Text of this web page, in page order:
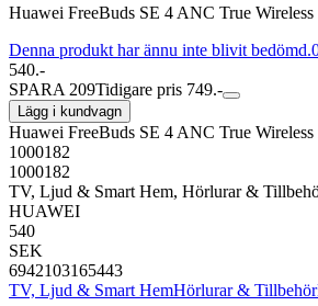
Huawei FreeBuds SE 4 ANC True
Denna produkt har ännu inte blivit bedömd.
540.-
SPARA 209Tidigare pris 749.-
Lägg i kundvagn
Huawei FreeBuds SE 4 ANC True
1000182
1000182
TV, Ljud & Smart Hem, Hörlurar &
HUAWEI
540
SEK
6942103165443
TV, Ljud & Smart HemHörlurar & Tillbehör